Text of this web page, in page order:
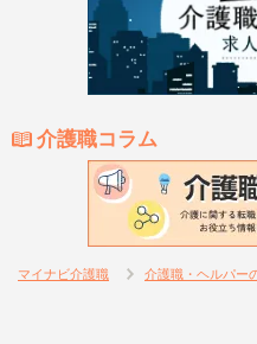
介護職コラム
マイナビ介護職 介護職・ヘルパー